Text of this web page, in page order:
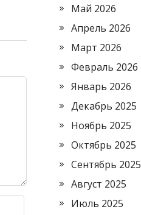
Май 2026
Апрель 2026
Март 2026
Февраль 2026
Январь 2026
Декабрь 2025
Ноябрь 2025
Октябрь 2025
Сентябрь 2025
Август 2025
Июль 2025